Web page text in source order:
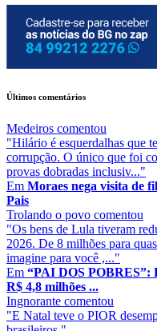
Últimos comentários
Medeiros comentou
"Hilário é esquerdalhas que
corrupção. O único que foi
provas dobradas inclusiv..."
Em Moraes nega visita de
Pais
Trolando o povo comentou
"Os bens de Lula tiveram
2026. De 8 milhões para
imagine para você ,..."
Em “PAI DOS POBRES”:
R$ 4,8 milhões ...
Ingnorante comentou
"E Natal teve o PIOR